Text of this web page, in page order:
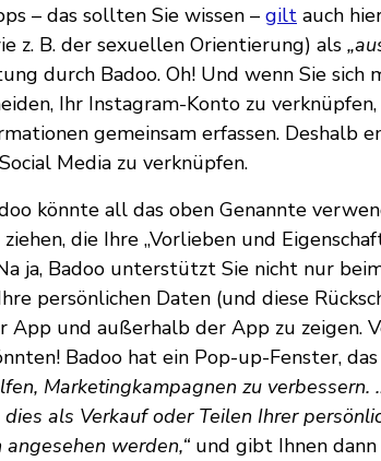
– das sollten Sie wissen – gilt auch
z. B. der sexuellen Orientierung) als
durch Badoo. Oh! Und wenn Sie sich
Ihr Instagram-Konto zu
gemeinsam erfassen. Deshalb
Media zu verknüpfen.
könnte all das oben Genannte
die Ihre „Vorlieben und
ja, Badoo unterstützt Sie nicht nur
persönlichen Daten (und diese
App und außerhalb der App zu zeigen.
Badoo hat ein Pop-up-Fenster, das
Marketingkampagnen zu verbessern.
als Verkauf oder Teilen Ihrer
werden,“ und gibt Ihnen